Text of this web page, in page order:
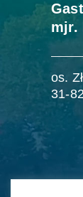
mjr.
os.
31-